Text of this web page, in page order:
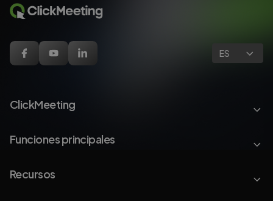
ES
ClickMeeting
Funciones principales
Recursos